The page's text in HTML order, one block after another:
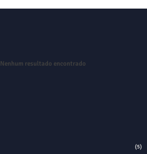
Nenhum resultado encontrado
(5)